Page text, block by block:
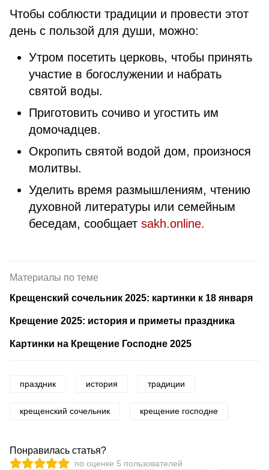
Чтобы соблюсти традиции и провести этот
день с пользой для души, можно:
Утром посетить церковь, чтобы принять
участие в богослужении и набрать
святой воды.
Приготовить сочиво и угостить им
домочадцев.
Окропить святой водой дом, произнося
молитвы.
Уделить время размышлениям, чтению
духовной литературы или семейным
беседам, сообщает sakh.online.
Материалы по теме
Крещенский сочельник 2025: картинки к 18 января
Крещение 2025: история и приметы праздника
Картинки на Крещение Господне 2025
праздник история традиции
крещенский сочельник крещение господне
Понравилась статья?
по оценке 5 пользователей